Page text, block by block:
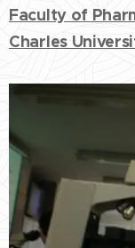
Faculty of
Charles